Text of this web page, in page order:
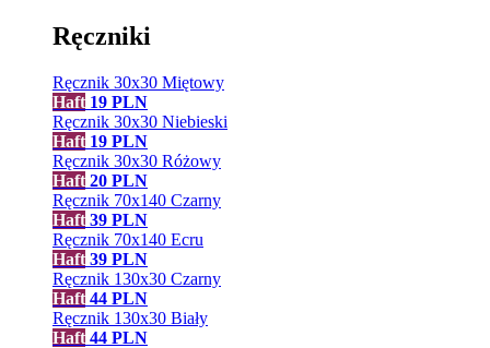
Ręczniki
Ręcznik 30x30 Miętowy
Haft 19 PLN
Ręcznik 30x30 Niebieski
Haft 19 PLN
Ręcznik 30x30 Różowy
Haft 20 PLN
Ręcznik 70x140 Czarny
Haft 39 PLN
Ręcznik 70x140 Ecru
Haft 39 PLN
Ręcznik 130x30 Czarny
Haft 44 PLN
Ręcznik 130x30 Biały
Haft 44 PLN